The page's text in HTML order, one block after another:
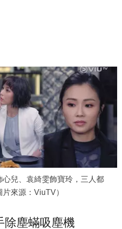
兒、袁綺雯飾寶玲，三人都
來源：ViuTV）
除塵蟎吸塵機